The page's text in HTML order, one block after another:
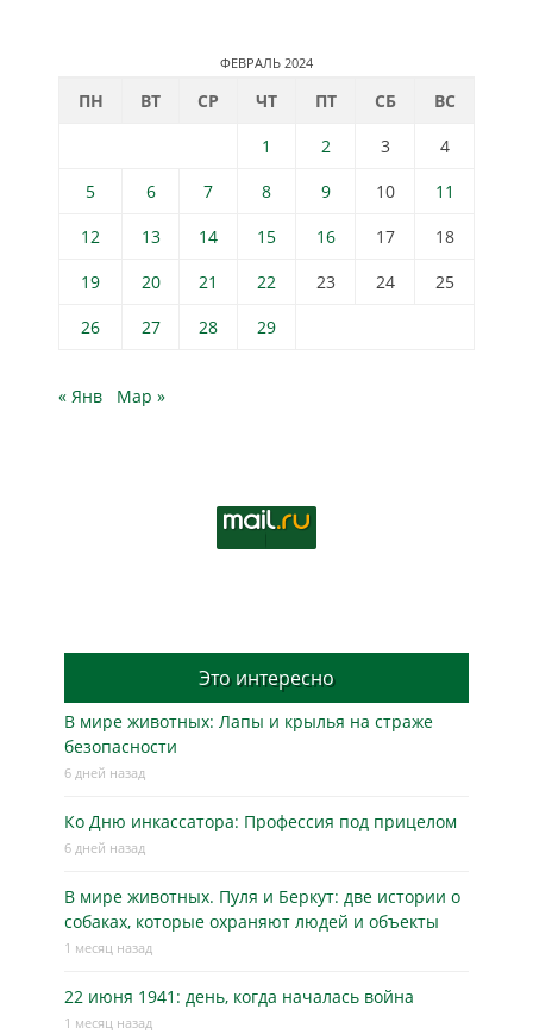
ФЕВРАЛЬ 2024
ПН ВТ СР ЧТ ПТ СБ
ВС
1
2 3
4
5
6 7 8 9 10
11
12
13 14 15 16 17
18
19
20 21 22 23 24
25
26
27 28 29
« Янв Мар »
Это интересно
В мире животных: Лапы и крылья на страже
безопасности
6 дней назад
Ко Дню инкассатора: Профессия под прицелом
6 дней назад
В мире животных. Пуля и Беркут: две истории о
собаках, которые охраняют людей и объекты
1 месяц назад
22 июня 1941: день, когда началась война
1 месяц назад